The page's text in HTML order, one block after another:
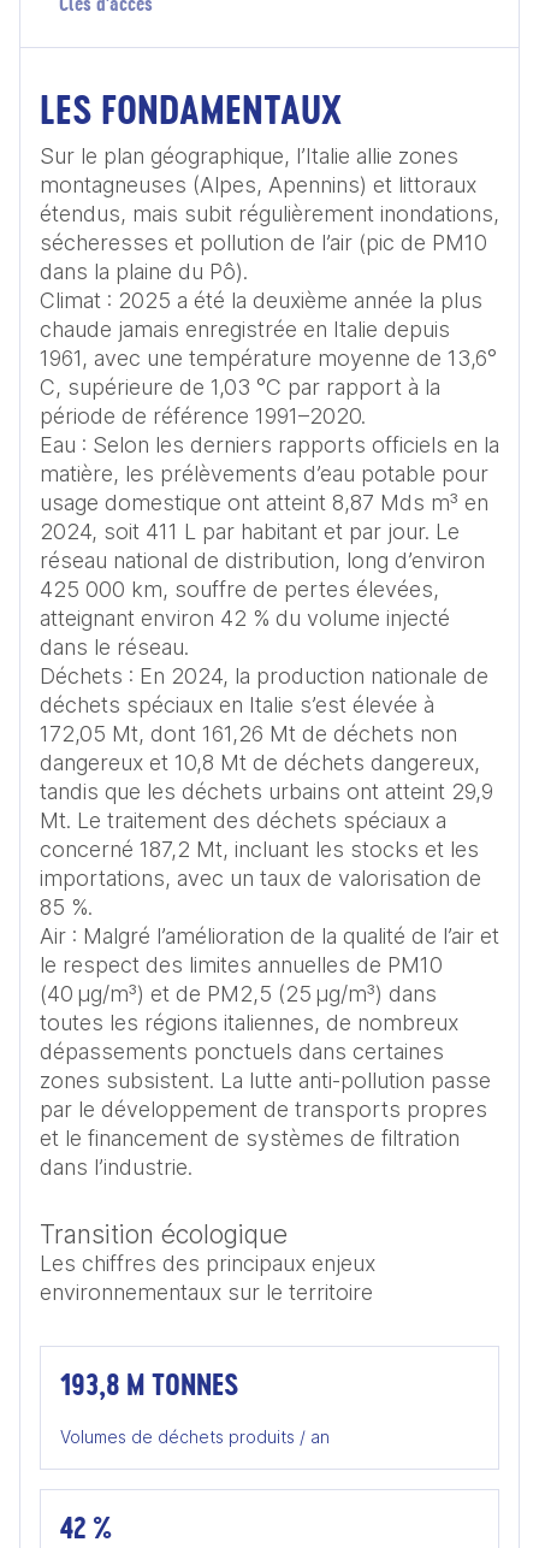
LES FONDAMENTAUX
Sur le plan géographique, l’Italie allie zones
montagneuses (Alpes, Apennins) et littoraux
étendus, mais subit régulièrement inondations,
sécheresses et pollution de l’air (pic de PM10
dans la plaine du Pô).
Climat : 2025 a été la deuxième année la plus
chaude jamais enregistrée en Italie depuis
1961, avec une température moyenne de 13,6°
C, supérieure de 1,03 °C par rapport à la
période de référence 1991–2020.
Eau : Selon les derniers rapports officiels en la
matière, les prélèvements d’eau potable pour
usage domestique ont atteint 8,87 Mds m³ en
2024, soit 411 L par habitant et par jour. Le
réseau national de distribution, long d’environ
425 000 km, souffre de pertes élevées,
atteignant environ 42 % du volume injecté
dans le réseau.
Déchets : En 2024, la production nationale de
déchets spéciaux en Italie s’est élevée à
172,05 Mt, dont 161,26 Mt de déchets non
dangereux et 10,8 Mt de déchets dangereux,
tandis que les déchets urbains ont atteint 29,9
Mt. Le traitement des déchets spéciaux a
concerné 187,2 Mt, incluant les stocks et les
importations, avec un taux de valorisation de
85 %.
Air : Malgré l’amélioration de la qualité de l’air et
le respect des limites annuelles de PM10
(40 µg/m³) et de PM2,5 (25 µg/m³) dans
toutes les régions italiennes, de nombreux
dépassements ponctuels dans certaines
zones subsistent. La lutte anti-pollution passe
par le développement de transports propres
et le financement de systèmes de filtration
Transition écologique
Les chiffres des principaux enjeux
environnementaux sur le territoire
193,8 M TONNES
Volumes de déchets produits / an
42 %